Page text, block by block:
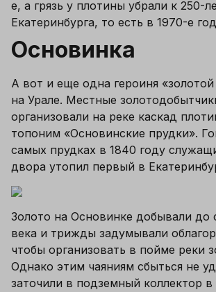
е, а грязь у плотины убрали к 250-
Екатеринбурга, то есть в 1970-е
Основинка
А вот и еще одна героиня
на Урале. Местные
организовали на реке каскад
топоним «Основинские прудки».
самых прудках в 1840 году
двора утопил первый в
Золото на Основинке добывали до
века и трижды задумывали
чтобы организовать в пойме реки
Однако этим чаяниям сбыться не
заточили в подземный коллектор в